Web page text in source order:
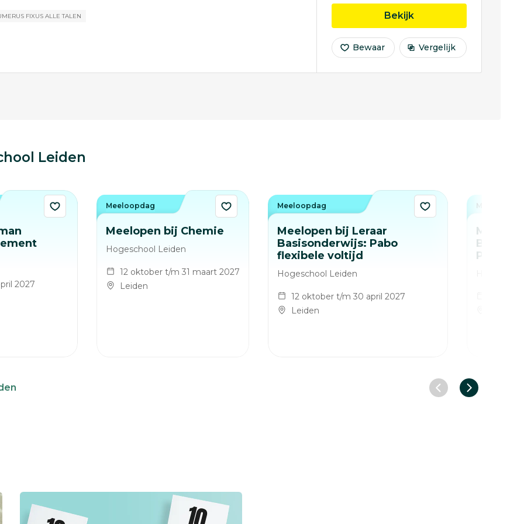
FIXUS ALLE TALEN Bekijkopleiding Opleiding
Bewaar Vergelijk
Leiden
2027
Meelopen bij Chemie
Hogeschool Leiden
12 oktober t/m 31 maart 2027
Leiden
Meeloopdag
Meelopen bij Leraar
Basisonderwijs: Pabo
flexibele voltijd
Hogeschool Leiden
12 oktober t/m 30 april 2027
Leiden
Meeloopdag
Pabo
Vorige slideVolgende